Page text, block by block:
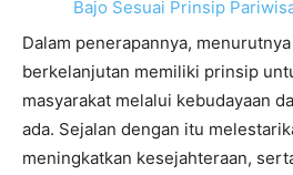
Dalam penerapannya,
berkelanjutan memiliki prinsip
masyarakat melalui kebudayaan
ada. Sejalan dengan itu
meningkatkan kesejahteraan,